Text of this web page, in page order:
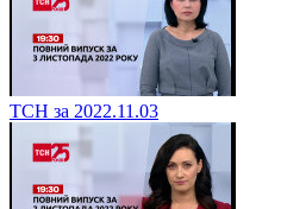
ТСН за 2022.11.03